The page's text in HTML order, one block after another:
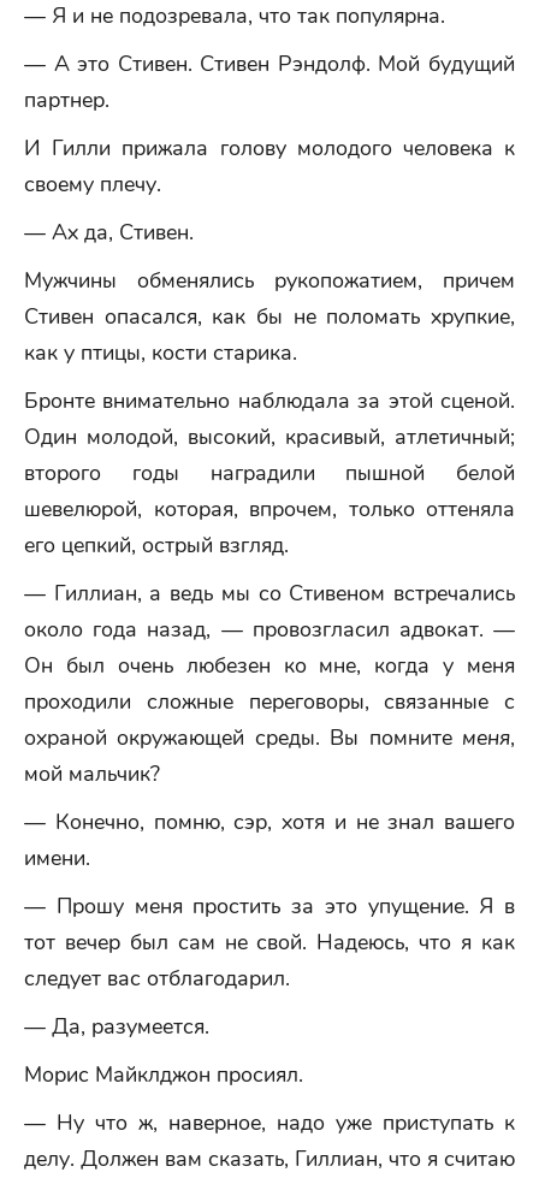
— Я и не подозревала, что так популярна.
— А это Стивен. Стивен Рэндолф. Мой будущий
партнер.
И Гилли прижала голову молодого человека к
своему плечу.
— Ах да, Стивен.
Мужчины обменялись рукопожатием, причем
Стивен опасался, как бы не поломать хрупкие,
как у птицы, кости старика.
Бронте внимательно наблюдала за этой сценой.
Один молодой, высокий, красивый, атлетичный;
второго годы наградили пышной белой
шевелюрой, которая, впрочем, только оттеняла
его цепкий, острый взгляд.
— Гиллиан, а ведь мы со Стивеном встречались
около года назад, — провозгласил адвокат. —
Он был очень любезен ко мне, когда у меня
проходили сложные переговоры, связанные с
охраной окружающей среды. Вы помните меня,
мой мальчик?
— Конечно, помню, сэр, хотя и не знал вашего
имени.
— Прошу меня простить за это упущение. Я в
тот вечер был сам не свой. Надеюсь, что я как
следует вас отблагодарил.
— Да, разумеется.
Морис Майклджон просиял.
— Ну что ж, наверное, надо уже приступать к
делу. Должен вам сказать, Гиллиан, что я считаю